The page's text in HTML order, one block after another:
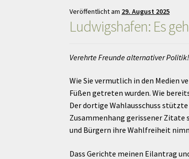
Veröffentlicht am 29. August 2025
Ludwigshafen: Es
Verehrte Freunde alternativer Politik!
Wie Sie vermutlich in den Medien
Füßen getreten wurden. Wie
Der dortige Wahlausschuss
Zusammenhang gerissener
und Bürgern ihre Wahlfreiheit
Dass Gerichte meinen Eilantrag